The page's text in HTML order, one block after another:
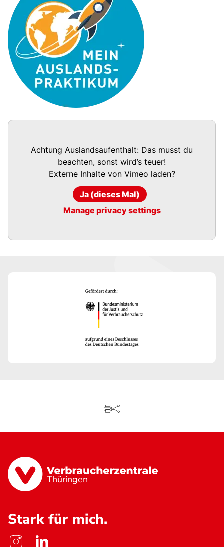
Achtung Auslandsaufenthalt: Das musst du
beachten, sonst wird’s teuer!
Externe Inhalte von Vimeo laden?
Ja (dieses Mal)
Manage privacy settings
Thüringen
Stark für mich.